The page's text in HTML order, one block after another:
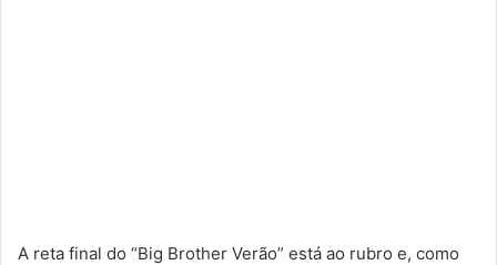
A reta final do “Big Brother Verão” está ao rubro e, como